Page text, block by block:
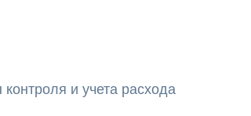
и учета расхода